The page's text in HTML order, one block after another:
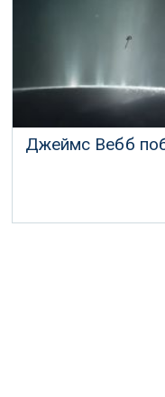
Джеймс Вебб